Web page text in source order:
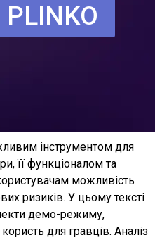
інструментом для
її функціоналом та
можливість
ризиків. У цьому тексті
демо-режиму,
для гравців. Аналіз